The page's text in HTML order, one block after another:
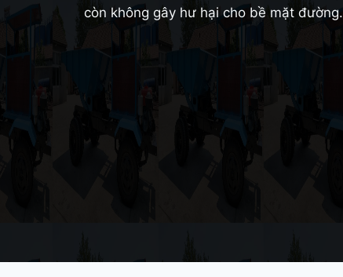
còn không gây hư hại cho bề mặt đường.